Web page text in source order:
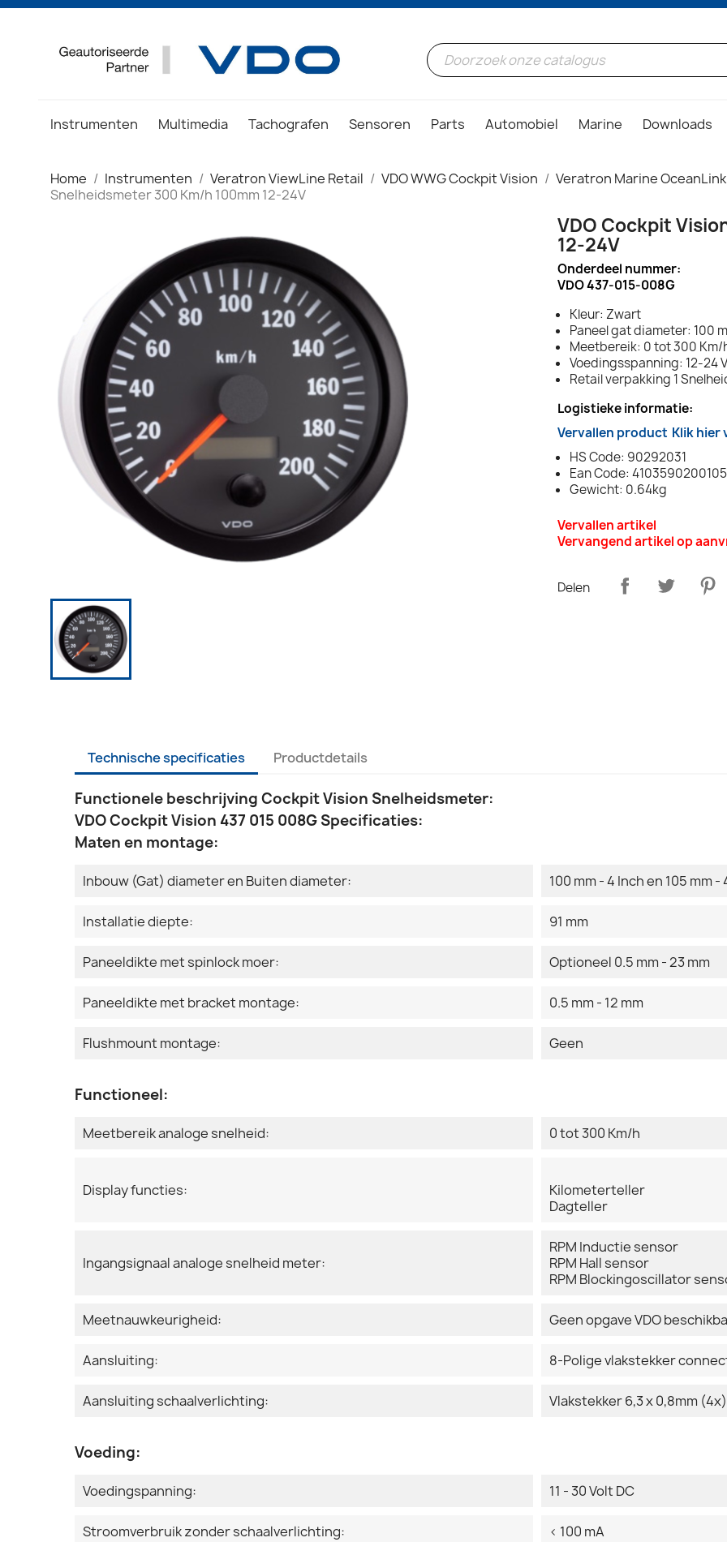
Instrumenten Multimedia Tachografen Sensoren Parts Automobiel Marine Downloads
Home Instrumenten Veratron ViewLine Retail VDO WWG Cockpit Vision
Veratron Marine
Snelheidsmeter 300 Km/h 100mm 12-24V
VDO Cockpit
12-24V
Onderdeel nummer:
VDO 437-015-008G
Kleur: Zwart
Paneel gat diameter: 100
Meetbereik: 0 tot 300 Km/
Voedingsspanning: 12-24
Retail verpakking 1
Logistieke informatie:
Vervallen product Klik hier
HS Code: 90292031
Ean Code: 4103590200105
Gewicht: 0.64kg
Vervallen artikel
Vervangend artikel op
Delen
Technische specificaties Productdetails
Functionele beschrijving Cockpit Vision Snelheidsmeter:
VDO Cockpit Vision 437 015 008G Specificaties:
Maten en montage:
Inbouw (Gat) diameter en Buiten diameter: 100 mm - 4 Inch en 105 mm -
Installatie diepte: 91 mm
Paneeldikte met spinlock moer: Optioneel 0.5 mm - 23 mm
Paneeldikte met bracket montage: 0.5 mm - 12 mm
Flushmount montage: Geen
Functioneel:
Meetbereik analoge snelheid: 0 tot 300 Km/h
Display functies:
Kilometerteller
Dagteller
Ingangsignaal analoge snelheid meter:
RPM Inductie sensor
RPM Hall sensor
RPM Blockingoscillator
Meetnauwkeurigheid: Geen opgave VDO
Aansluiting: 8-Polige vlakstekker
Aansluiting schaalverlichting: Vlakstekker 6,3 x 0,8mm (4x)
Voeding:
Voedingspanning: 11 - 30 Volt DC
Stroomverbruik zonder schaalverlichting: < 100 mA